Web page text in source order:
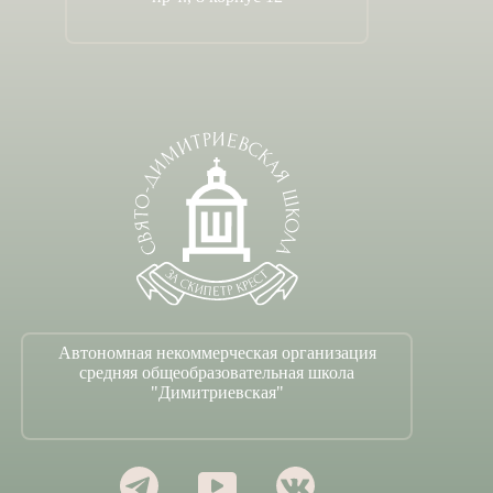
Автономная некоммерческая организация
средняя общеобразовательная школа
"Димитриевская"